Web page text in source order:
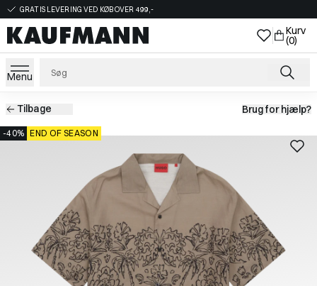
GRATIS LEVERING VED KØB OVER 499,-
Kurv
(0)
Menu
Tilbage Brug for hjælp?
-40% END OF SEASON